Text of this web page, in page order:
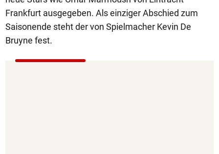
Frankfurt ausgegeben. Als einziger Abschied zum
Saisonende steht der von Spielmacher Kevin De
Bruyne fest.